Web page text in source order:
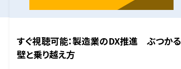
すぐ視聴可能：製造業のDX推進 ぶつかる
壁と乗り越え方